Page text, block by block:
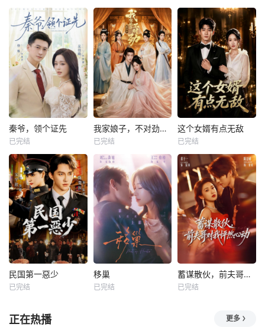
秦爷，领个证先
已完结
我家娘子，不对劲第四季
已完结
这个女婿有点无敌
已完结
民国第一惡少
已完结
移巢
已完结
蓄谋散伙，前夫哥对我怦然心动
已完结
正在热播 更多